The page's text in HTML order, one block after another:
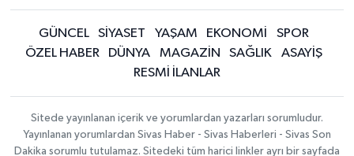
GÜNCEL SİYASET YAŞAM EKONOMİ
SPOR
ÖZEL HABER
DÜNYA MAGAZİN SAĞLIK
ASAYİŞ
RESMİ İLANLAR
Sitede yayınlanan içerik ve yorumlardan yazarları sorumludur.
Yayınlanan yorumlardan Sivas Haber - Sivas Haberleri - Sivas Son
Dakika sorumlu tutulamaz. Sitedeki tüm harici linkler ayrı bir sayfada